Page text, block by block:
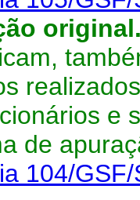
e
de
104/